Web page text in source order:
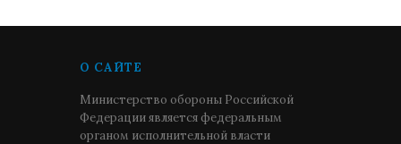
О САЙТЕ
Министерство обороны Российской
Федерации является федеральным
органом исполнительной власти